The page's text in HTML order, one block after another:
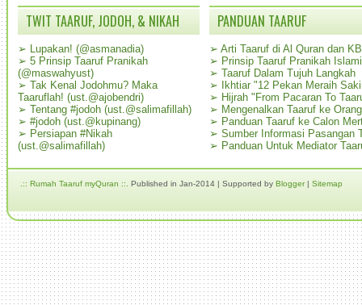
TWIT TAARUF, JODOH, & NIKAH
➢ Lupakan! (@asmanadia)
➢ 5 Prinsip Taaruf Pranikah
(@maswahyust)
➢ Tak Kenal Jodohmu? Maka
Taaruflah! (ust.@ajobendri)
➢ Tentang #jodoh (ust.@salimafillah)
➢ #jodoh (ust.@kupinang)
➢ Persiapan #Nikah
(ust.@salimafillah)
PANDUAN TAARUF
➢ Arti Taaruf di Al Quran dan
➢ Prinsip Taaruf Pranikah Islami
➢ Taaruf Dalam Tujuh Langkah
➢
Ikhtiar "12 Pekan Meraih
➢ Hijrah "From Pacaran To
➢ Mengenalkan Taaruf ke
➢ Panduan Taaruf ke Calon
➢ Sumber Informasi Pasangan
➢ Panduan Untuk Mediator
.:: Rumah Taaruf myQuran ::. Published in Jan-2014 | Supported by Blogger| Sitemap